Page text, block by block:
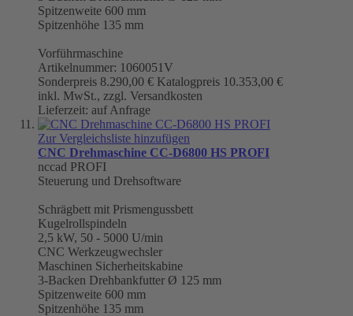
Spitzenweite 600 mm
Spitzenhöhe 135 mm
Vorführmaschine
Artikelnummer: 1060051V
Sonderpreis 8.290,00 € Katalogpreis 10.353,00 €
inkl. MwSt., zzgl. Versandkosten
Lieferzeit: auf Anfrage
Zur Vergleichsliste hinzufügen
CNC Drehmaschine CC-D6800 HS PROFI
nccad PROFI
Steuerung und Drehsoftware
Schrägbett mit Prismengussbett
Kugelrollspindeln
2,5 kW, 50 - 5000 U/min
CNC Werkzeugwechsler
Maschinen Sicherheitskabine
3-Backen Drehbankfutter Ø 125 mm
Spitzenweite 600 mm
Spitzenhöhe 135 mm